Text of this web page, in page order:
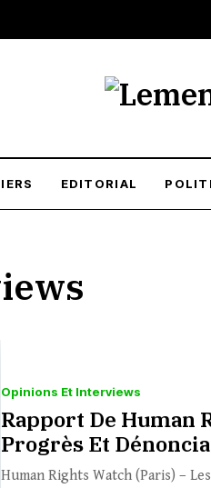
EDITORIAL
Opinions Et Interviews
Rapport De Human
Progrès Et
Human Rights Watch (Paris) –